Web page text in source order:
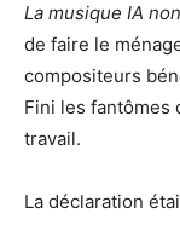
La musique IA
de faire le
compositeurs
Fini les fantômes
travail.
La déclaration